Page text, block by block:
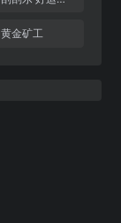
黄金矿工